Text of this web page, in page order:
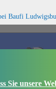
Baufi
unsere